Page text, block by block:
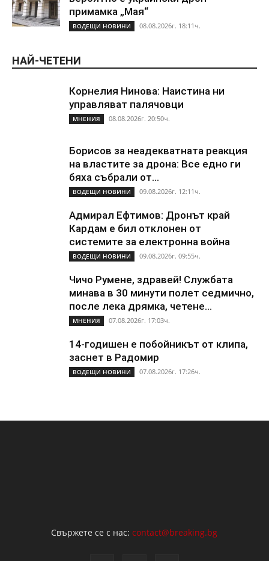
примамка „Мая“
ВОДЕЩИ НОВИНИ 08.08.2026г. 18:11ч.
НАЙ-ЧЕТЕНИ
Корнелия Нинова: Наистина ни
управляват палячовци
МНЕНИЯ 08.08.2026г. 20:50ч.
Борисов за неадекватната реакция
на властите за дрона: Все едно ги
бяха събрали от...
ВОДЕЩИ НОВИНИ 09.08.2026г. 12:11ч.
Адмирал Ефтимов: Дронът край
Кардам е бил отклонен от
системите за електронна война
ВОДЕЩИ НОВИНИ 09.08.2026г. 09:55ч.
Чичо Румене, здравей! Службата
минава в 30 минути полет седмично,
после лека дрямка, четене...
МНЕНИЯ 07.08.2026г. 17:03ч.
14-годишен е побойникът от клипа,
заснет в Радомир
ВОДЕЩИ НОВИНИ 07.08.2026г. 17:26ч.
Свържете се с нас:contact@breaking.bg